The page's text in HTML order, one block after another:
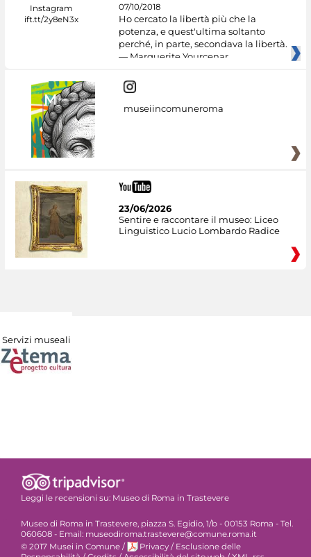
07/10/2018
Ho cercato la libertà più che la
potenza, e quest'ultima soltanto
perché, in parte, secondava la libertà.
— Marguerite Yourcenar
museiincomuneroma
23/06/2026
Sentire e raccontare il museo: Liceo
Linguistico Lucio Lombardo Radice
Servizi museali
Leggi le recensioni su: Museo di Roma in Trastevere
Museo di Roma in Trastevere, piazza S. Egidio, 1/b - 00153 Roma - Tel.
060608 - Email: museodiroma.trastevere@comune.roma.it
© 2017 Musei in Comune / Privacy / Esclusione delle